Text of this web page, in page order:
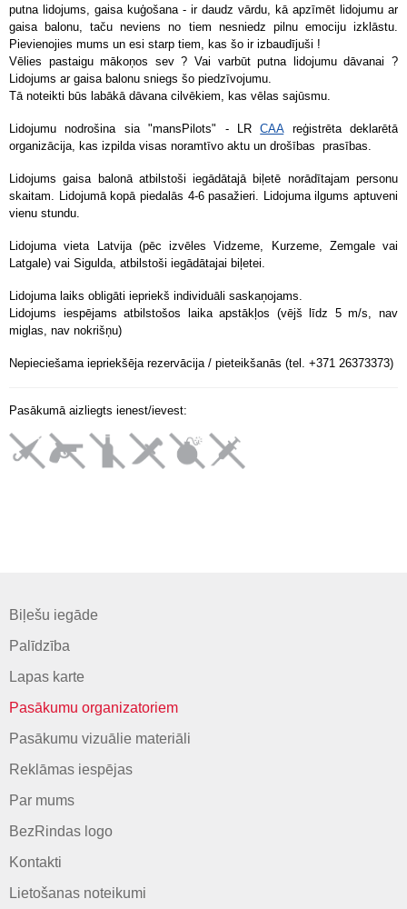
putna lidojums, gaisa kuģošana - ir daudz vārdu, kā apzīmēt lidojumu ar
gaisa balonu, taču neviens no tiem nesniedz pilnu emociju izklāstu.
Pievienojies mums un esi starp tiem, kas šo ir izbaudījuši !
Vēlies pastaigu mākoņos sev ? Vai varbūt putna lidojumu dāvanai ?
Lidojums ar gaisa balonu sniegs šo piedzīvojumu.
Tā noteikti būs labākā dāvana cilvēkiem, kas vēlas sajūsmu.
Lidojumu nodrošina sia "mansPilots" - LRCAAreģistrēta deklarētā
organizācija, kas izpilda visas noramtīvo aktu un drošības prasības.
Lidojums gaisa balonā atbilstoši iegādātajā biļetē norādītajam personu
skaitam. Lidojumā kopā piedalās 4-6 pasažieri. Lidojuma ilgums aptuveni
vienu stundu.
Lidojuma vieta Latvija (pēc izvēles Vidzeme, Kurzeme, Zemgale vai
Latgale) vai Sigulda, atbilstoši iegādātajai biļetei.
Lidojuma laiks obligāti iepriekš individuāli saskaņojams.
Lidojums iespējams atbilstošos laika apstākļos (vējš līdz 5 m/s, nav
miglas, nav nokrišņu)
Nepieciešama iepriekšēja rezervācija / pieteikšanās (tel. +371 26373373)
Pasākumā aizliegts ienest/ievest:
Biļešu iegāde
Palīdzība
Lapas karte
Pasākumu organizatoriem
Pasākumu vizuālie materiāli
Reklāmas iespējas
Par mums
BezRindas logo
Kontakti
Lietošanas noteikumi